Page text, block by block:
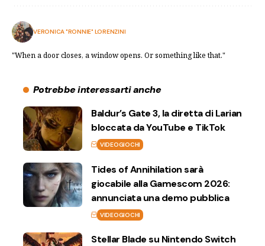
VERONICA "RONNIE" LORENZINI
"When a door closes, a window opens. Or something like that."
Potrebbe interessarti anche
Baldur’s Gate 3, la diretta di Larian
bloccata da YouTube e TikTok
VIDEOGIOCHI
Tides of Annihilation sarà
giocabile alla Gamescom 2026:
annunciata una demo pubblica
VIDEOGIOCHI
Stellar Blade su Nintendo Switch